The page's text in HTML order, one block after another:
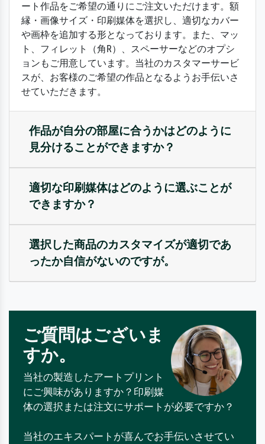
ート作品をご希望の通りにご注文いただけます。額
縁・画像サイズ・印刷媒体を選択し、適切なカバー
や画枠を追加する形となっております。また、マッ
ト、フィレット（角R）、スペーサーなどのオプシ
ョンもご用意しています。当社のカスタマーサービ
スが、お客様のご希望の作品となるようお手伝いさ
せていただきます。
作品が自分の部屋に合うかはどのように
見分けることができますか？
適切な印刷媒体はどのように選ぶことが
できますか？
選択した商品のカスタマイズが適切であ
ったか自信がないのですが。
ご質問はございま
すか。
当社の製造したアートプリント
にご興味がありますか？印刷媒
体の選択または注文にサポートが必要ですか？
当社のエキスパートが喜んでお手伝いさせてい